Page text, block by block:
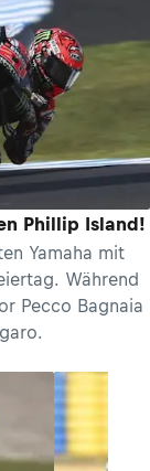
Phillip Island!
Yamaha mit
Während
Pecco Bagnaia